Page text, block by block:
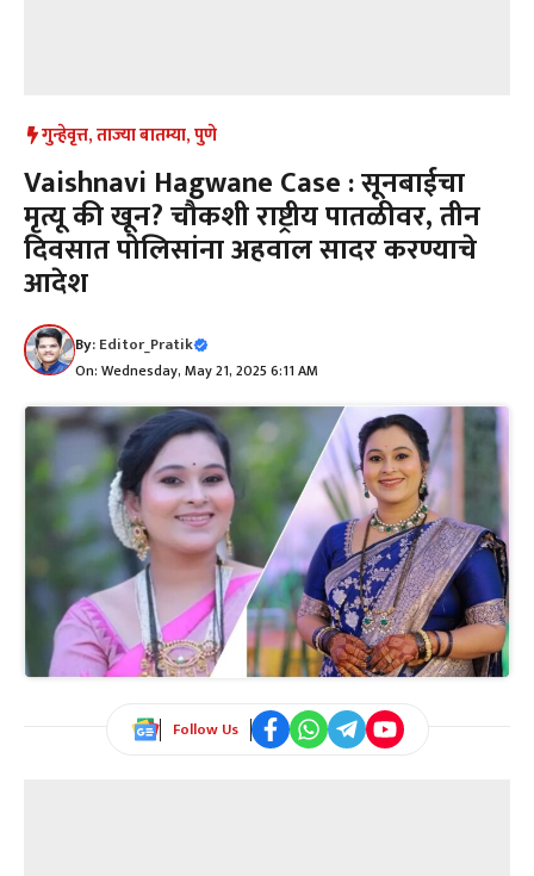
गुन्हेवृत्त,ताज्या बातम्या,पुणे
Vaishnavi Hagwane Case : सूनबाईचा
मृत्यू की खून? चौकशी राष्ट्रीय पातळीवर, तीन
दिवसात पोलिसांना अहवाल सादर करण्याचे
आदेश
By:Editor_Pratik
On: Wednesday, May 21, 2025 6:11 AM
Follow Us